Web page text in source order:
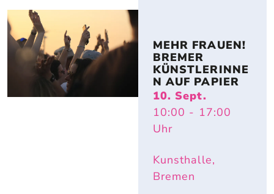
MEHR FRAUEN!
BREMER
KÜNSTLERINNE
N AUF PAPIER
10. Sept.
10:00 - 17:00
Uhr
Kunsthalle,
Bremen